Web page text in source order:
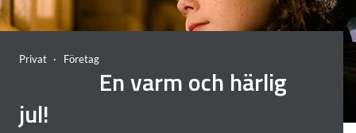
Privat Företag
En varm och härlig
jul!